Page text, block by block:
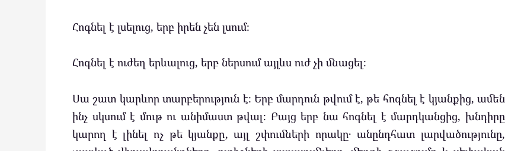
Հոգնել է լսելուց, երբ իրեն չեն լսում։
Հոգնել է ուժեղ երևալուց, երբ ներսում այլևս ուժ չի մնացել։
Սա շատ կարևոր տարբերություն է։ Երբ մարդուն թվում է, թե հոգնել է կյանքից, ամեն
ինչ սկսում է մութ ու անիմաստ թվալ։ Բայց երբ նա հոգնել է մարդկանցից, խնդիրը
կարող է լինել ոչ թե կյանքը, այլ շփումների որակը․ անընդհատ լարվածությունը,